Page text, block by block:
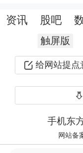
球般增长，
作为 复星国
45.84%。截
财富来源。
资讯 股吧
触屏版
给网站提点
手机东
网站备